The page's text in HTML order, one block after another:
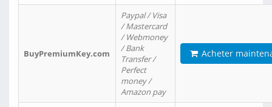
BuyPremiumKey.com
Paypal / Visa
/ Mastercard
/ Webmoney
/ Bank
Transfer /
Perfect
money /
Amazon pay
Acheter